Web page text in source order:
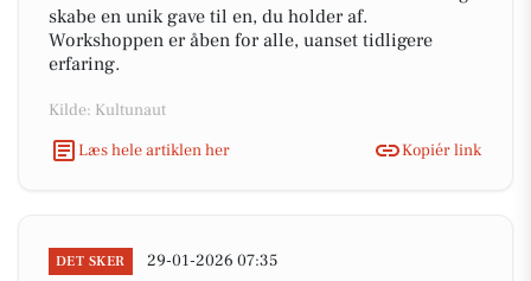
skabe en unik gave til en, du holder af.
Workshoppen er åben for alle, uanset tidligere
erfaring.
Kilde: Kultunaut
Læs hele artiklen her
Kopiér link
DET SKER 29-01-2026 07:35